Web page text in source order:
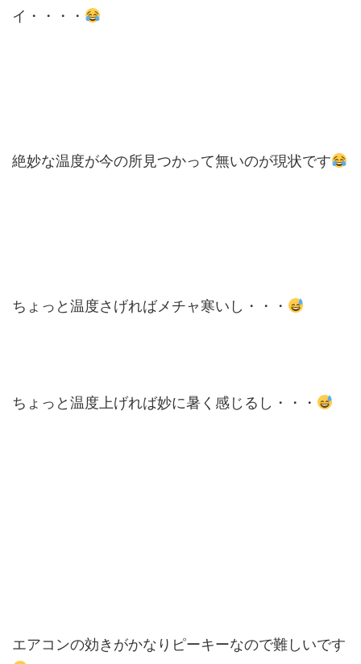
イ・・・・
絶妙な温度が今の所見つかって無いのが現状です
ちょっと温度さげればメチャ寒いし・・・
ちょっと温度上げれば妙に暑く感じるし・・・
エアコンの効きがかなりピーキーなので難しいです